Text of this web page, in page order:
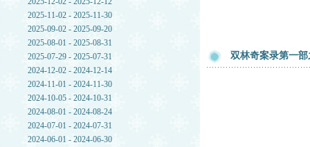
2025-11-02 - 2025-11-30
2025-09-02 - 2025-09-20
2025-08-01 - 2025-08-31
2025-07-29 - 2025-07-31
2024-12-02 - 2024-12-14
2024-11-01 - 2024-11-30
2024-10-05 - 2024-10-31
2024-08-01 - 2024-08-24
2024-07-01 - 2024-07-31
2024-06-01 - 2024-06-30
双林奇案录第一